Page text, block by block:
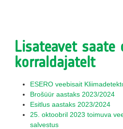
Lisateavet
korraldajatelt
ESERO veebisait
Brošüür aastaks 2023/2024
Esitlus aastaks 2023/2024
25. oktoobril 2023 toimuva
salvestus